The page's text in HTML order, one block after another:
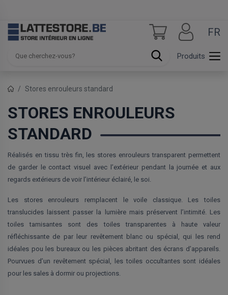
Produits
FR
Stores enrouleurs standard
STORES ENROULEURS
STANDARD
Réalisés en tissu très fin, les stores enrouleurs transparent permettent
de garder le contact visuel avec l’extérieur pendant la journée et aux
regards extérieurs de voir l’intérieur éclairé, le soi.
Les stores enrouleurs remplacent le voile classique. Les toiles
translucides laissent passer la lumière mais préservent l’intimité. Les
toiles tamisantes sont des toiles transparentes à haute valeur
réfléchissante de par leur revêtement blanc ou spécial, qui les rend
idéales pou les bureaux ou les pièces abritant des écrans d’appareils.
Pourvues d’un revêtement spécial, les toiles occultantes sont idéales
pour les sales à dormir ou projections.